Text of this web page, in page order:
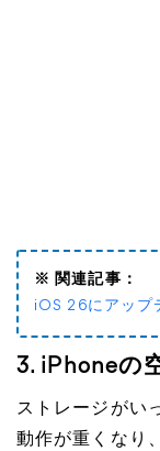
※ 関連記事：
iOS 26にアップ
3. iPhoneの
ストレージがい
動作が重くなり